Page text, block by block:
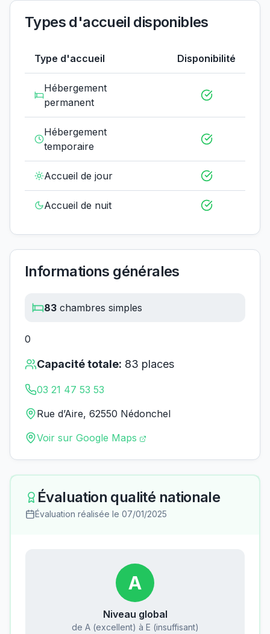
Types d'accueil disponibles
Type d'accueil Disponibilité
Hébergement
permanent
Hébergement
temporaire
Accueil de jour
Accueil de nuit
Informations générales
83 chambres simples
0
Capacité totale: 83 places
03 21 47 53 53
Rue d’Aire, 62550 Nédonchel
Voir sur Google Maps
Évaluation qualité nationale
Évaluation réalisée le 07/01/2025
A
Niveau global
de A (excellent) à E (insuffisant)